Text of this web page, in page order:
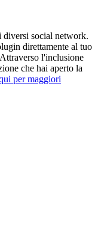
social network.
direttamente al tuo
l'inclusione
che hai aperto la
per maggiori